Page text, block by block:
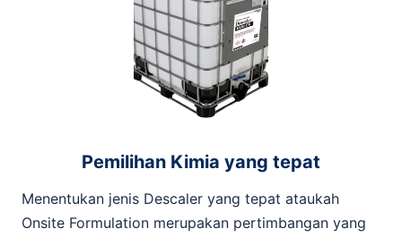
Pemilihan Kimia yang tepat
Menentukan jenis Descaler yang tepat ataukah
Onsite Formulation merupakan pertimbangan yang